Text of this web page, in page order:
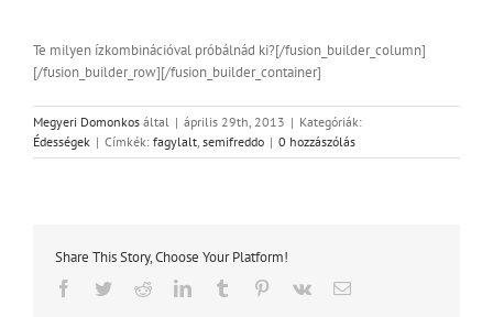
Te milyen ízkombinációval próbálnád ki?[/fusion_builder_column]
[/fusion_builder_row][/fusion_builder_container]
Megyeri Domonkos által | április 29th, 2013 | Kategóriák:
Édességek | Címkék: fagylalt, semifreddo | 0 hozzászólás
Share This Story, Choose Your Platform!
Facebook
TwitterRedditLinkedInTumblr Pinterest
Vk Email: